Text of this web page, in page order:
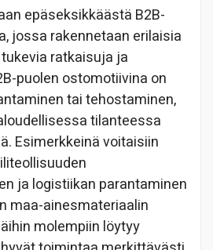
epäseksikkäästä B2B-
jossa rakennetaan erilaisia
ratkaisuja ja
puolen ostomotiivina on
tai tehostaminen,
tilanteessa
Esimerkkeinä voitaisiin
ja logistiikan parantaminen
maa-ainesmateriaalin
molempiin löytyy